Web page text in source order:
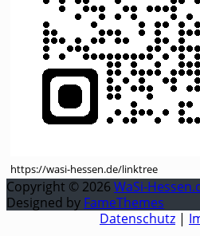
https://wasi-hessen.de/linktree
Copyright © 2026 WaSi-
Designed by FameThemes
Datenschutz |